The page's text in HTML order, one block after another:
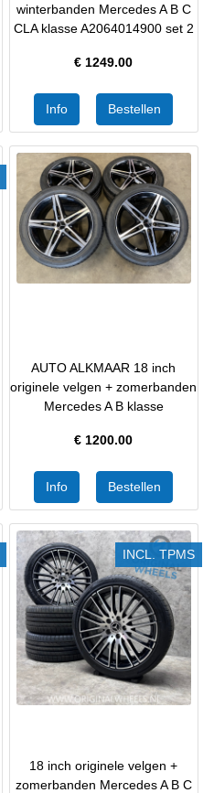
winterbanden Mercedes A B C
CLA klasse A2064014900 set 2
€ 1249.00
AUTO ALKMAAR 18 inch
originele velgen + zomerbanden
Mercedes A B klasse
€ 1200.00
INCL. TPMS
18 inch originele velgen +
zomerbanden Mercedes A B C